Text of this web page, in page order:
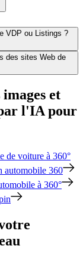
VDP ou Listings ?
des sites Web de
et
l'IA pour
de voiture à 360°
automobile 360
à 360°